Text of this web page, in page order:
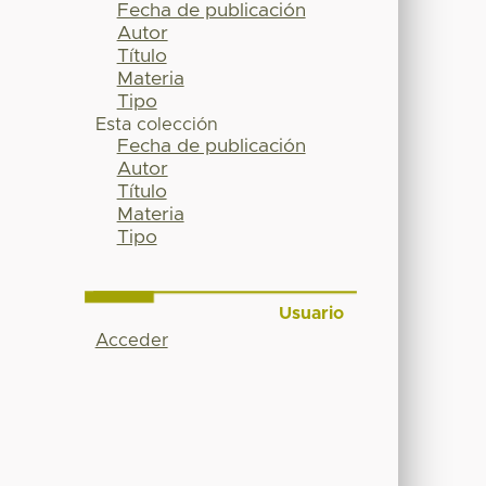
Fecha de publicación
Autor
Título
Materia
Tipo
Esta colección
Fecha de publicación
Autor
Título
Materia
Tipo
Usuario
Acceder